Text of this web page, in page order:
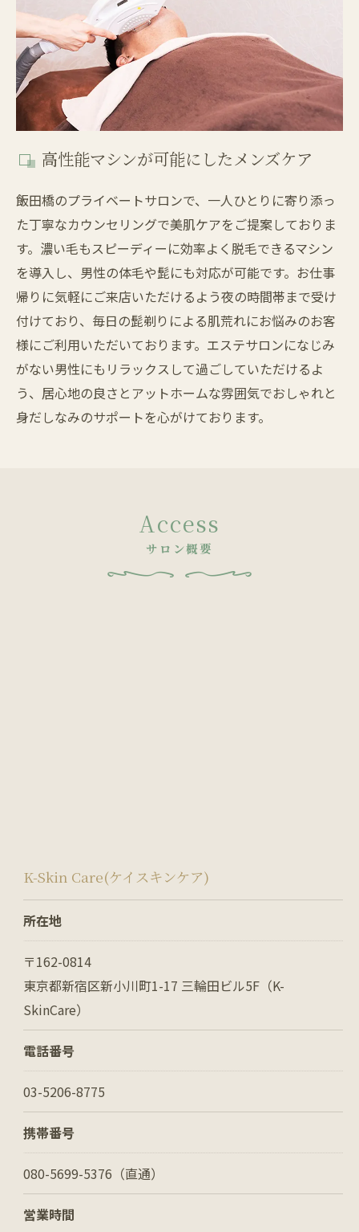
高性能マシンが可能にしたメンズケア
飯田橋のプライベートサロンで、一人ひとりに寄り添っ
た丁寧なカウンセリングで美肌ケアをご提案しておりま
す。濃い毛もスピーディーに効率よく脱毛できるマシン
を導入し、男性の体毛や髭にも対応が可能です。お仕事
帰りに気軽にご来店いただけるよう夜の時間帯まで受け
付けており、毎日の髭剃りによる肌荒れにお悩みのお客
様にご利用いただいております。エステサロンになじみ
がない男性にもリラックスして過ごしていただけるよ
う、居心地の良さとアットホームな雰囲気でおしゃれと
身だしなみのサポートを心がけております。
サロン概要
Access
K-Skin Care(ケイスキンケア)
所在地
〒162-0814
東京都新宿区新小川町1-17 三輪田ビル5F（K-
SkinCare）
電話番号
03-5206-8775
携帯番号
080-5699-5376（直通）
営業時間